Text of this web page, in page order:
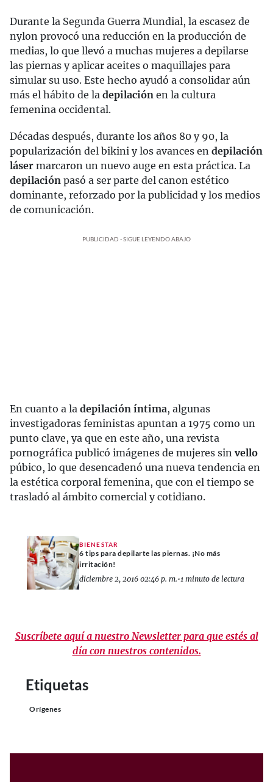
Durante la Segunda Guerra Mundial, la escasez de
nylon provocó una reducción en la producción de
medias, lo que llevó a muchas mujeres a depilarse
las piernas y aplicar aceites o maquillajes para
simular su uso. Este hecho ayudó a consolidar aún
más el hábito de la depilación en la cultura
femenina occidental.
Décadas después, durante los años 80 y 90, la
popularización del bikini y los avances en depilación
láser marcaron un nuevo auge en esta práctica. La
depilación pasó a ser parte del canon estético
dominante, reforzado por la publicidad y los medios
de comunicación.
PUBLICIDAD - SIGUE LEYENDO ABAJO
En cuanto a la depilación íntima, algunas
investigadoras feministas apuntan a 1975 como un
punto clave, ya que en este año, una revista
pornográfica publicó imágenes de mujeres sin vello
púbico, lo que desencadenó una nueva tendencia en
la estética corporal femenina, que con el tiempo se
trasladó al ámbito comercial y cotidiano.
BIENESTAR
6 tips para depilarte las piernas. ¡No más
irritación!
diciembre 2, 2016 02:46 p. m.•1 minuto de lectura
Suscríbete aquí a nuestro Newsletter para que estés al
día con nuestros contenidos.
Etiquetas
Orígenes